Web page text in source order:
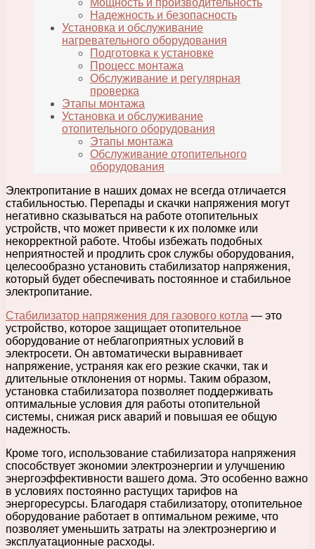
Мощность и производительность
Надежность и безопасность
Установка и обслуживание
нагревательного оборудования
Подготовка к установке
Процесс монтажа
Обслуживание и регулярная
проверка
Этапы монтажа
Установка и обслуживание
отопительного оборудования
Этапы монтажа
Обслуживание отопительного
оборудования
Электропитание в наших домах не всегда отличается
стабильностью. Перепады и скачки напряжения могут
негативно сказываться на работе отопительных
устройств, что может привести к их поломке или
некорректной работе. Чтобы избежать подобных
неприятностей и продлить срок службы оборудования,
целесообразно установить стабилизатор напряжения,
который будет обеспечивать постоянное и стабильное
электропитание.
Стабилизатор напряжения для газового котла — это
устройство, которое защищает отопительное
оборудование от неблагоприятных условий в
электросети. Он автоматически выравнивает
напряжение, устраняя как его резкие скачки, так и
длительные отклонения от нормы. Таким образом,
установка стабилизатора позволяет поддерживать
оптимальные условия для работы отопительной
системы, снижая риск аварий и повышая ее общую
надежность.
Кроме того, использование стабилизатора напряжения
способствует экономии электроэнергии и улучшению
энергоэффективности вашего дома. Это особенно важно
в условиях постоянно растущих тарифов на
энергоресурсы. Благодаря стабилизатору, отопительное
оборудование работает в оптимальном режиме, что
позволяет уменьшить затраты на электроэнергию и
эксплуатационные расходы.